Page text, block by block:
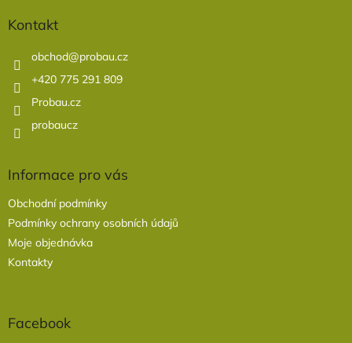
Kontakt
obchod@probau.cz
+420 775 291 809
Probau.cz
probaucz
Informace pro vás
Obchodní podmínky
Podmínky ochrany osobních údajů
Moje objednávka
Kontakty
Facebook